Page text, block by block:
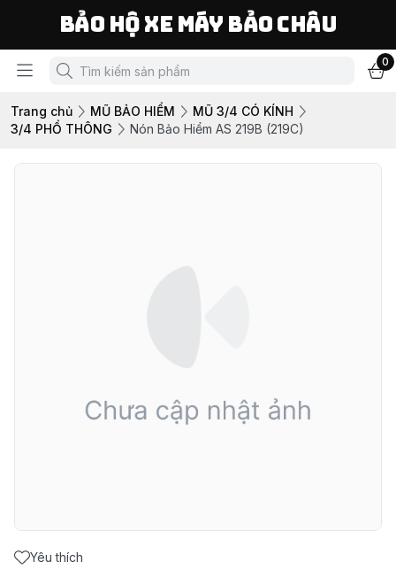
Bảo Hộ Xe Máy Bảo Châu
0
Trang chủ MŨ BẢO HIỂM
MŨ 3/4 CÓ KÍNH
3/4 PHỔ THÔNG
Nón Bảo Hiểm AS 219B (219C)
Yêu thích